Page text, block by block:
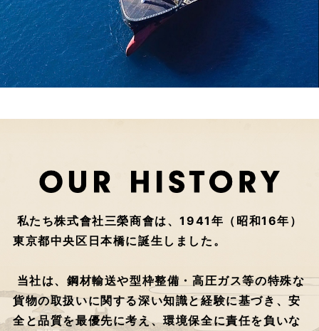
私たち株式會社三榮商會は、1941年（昭和16年）
東京都中央区日本橋に誕生しました。
当社は、鋼材輸送や型枠整備・高圧ガス等の特殊な
貨物の取扱いに関する深い知識と経験に基づき、安
全と品質を最優先に考え、環境保全に責任を負いな